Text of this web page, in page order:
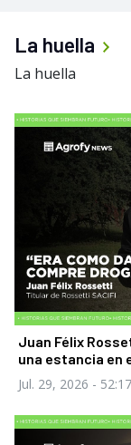
La huella
La huella
Juan Félix
una estancia en
Jul. 29, 2026 -